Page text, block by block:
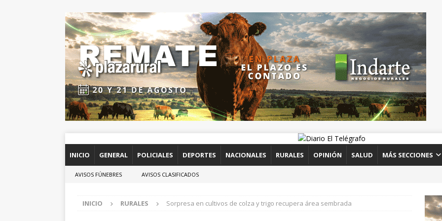
INICIO GENERAL POLICIALES DEPORTES NACIONALES RURALES OPINIÓN SALUD MÁS SECCIONES
AVISOS FÚNEBRES AVISOS CLASIFICADOS
INICIO RURALES Sorpresa en cultivos de colza y trigo recupera área sembrada